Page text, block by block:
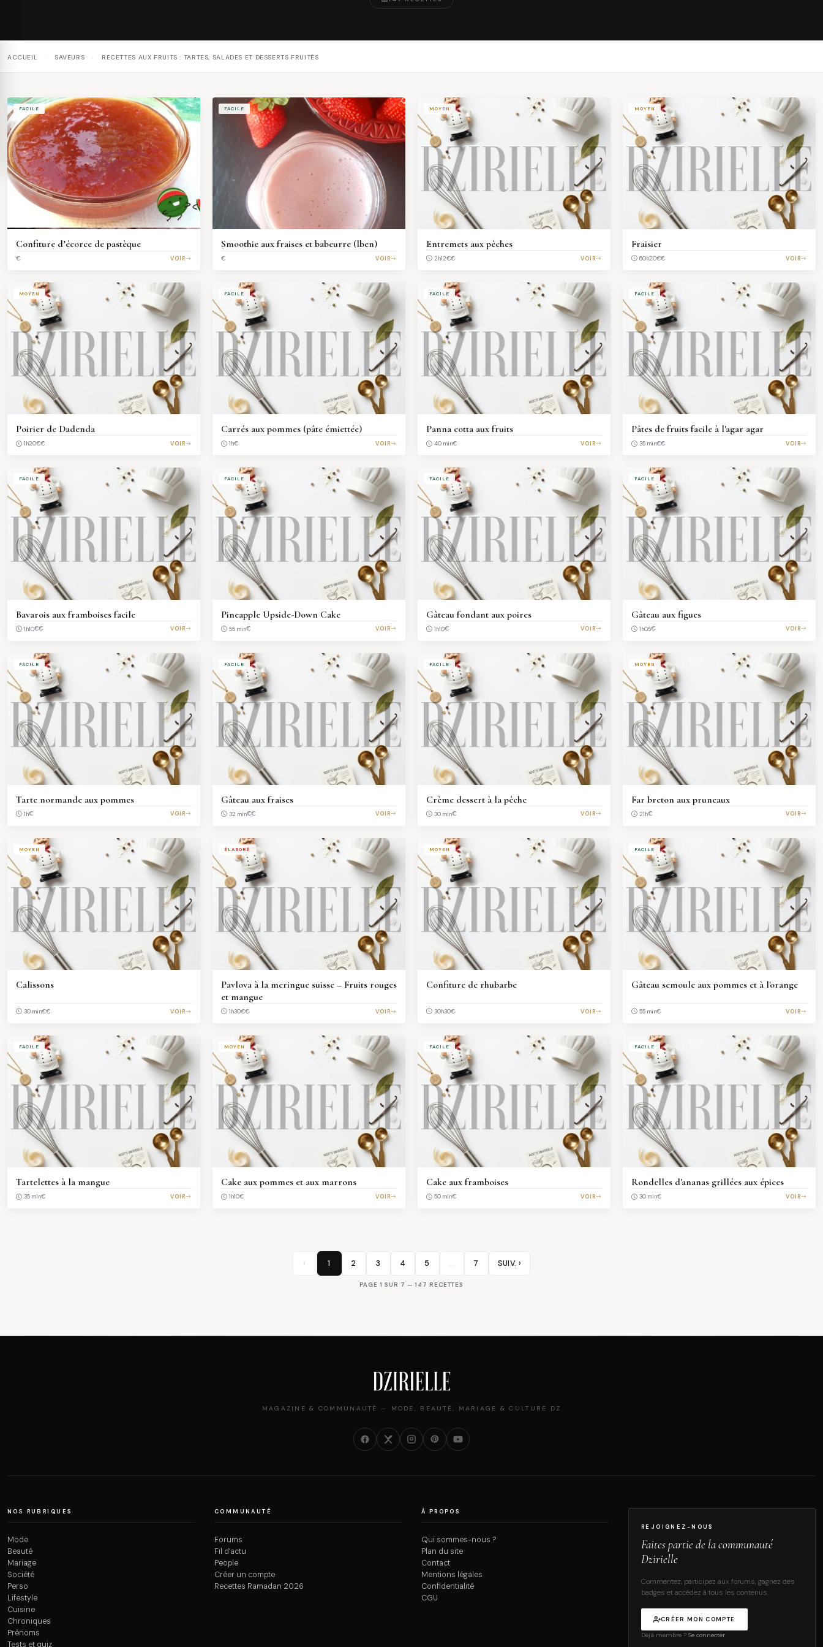
ACCUEIL SAVEURS RECETTES AUX FRUITS : TARTES, SALADES ET DESSERTS FRUITÉS
FACILE
Confiture d’écorce de pastèque
€ VOIR
FACILE
Smoothie aux fraises et babeurre (lben)
€ VOIR
MOYEN
Entremets aux pêches
2h12€€ VOIR
MOYEN
Fraisier
60h20€€ VOIR
MOYEN
Poirier de Dadenda
1h20€€ VOIR
FACILE
Carrés aux pommes (pâte émiettée)
1h€ VOIR
FACILE
Panna cotta aux fruits
40 min€ VOIR
FACILE
Pâtes de fruits facile à l'agar agar
35 min€€ VOIR
FACILE
Bavarois aux framboises facile
1h10€€ VOIR
FACILE
Pineapple Upside-Down Cake
55 min€ VOIR
FACILE
Gâteau fondant aux poires
1h10€ VOIR
FACILE
Gâteau aux figues
1h05€ VOIR
FACILE
Tarte normande aux pommes
1h€ VOIR
FACILE
Gâteau aux fraises
32 min€€ VOIR
FACILE
Crème dessert à la pêche
30 min€ VOIR
MOYEN
Far breton aux pruneaux
21h€ VOIR
MOYEN
Calissons
30 min€€ VOIR
ÉLABORÉ
Pavlova à la meringue suisse – Fruits rouges
et mangue
1h30€€ VOIR
MOYEN
Confiture de rhubarbe
30h30€ VOIR
FACILE
Gâteau semoule aux pommes et à l'orange
55 min€ VOIR
FACILE
Tartelettes à la mangue
35 min€ VOIR
MOYEN
Cake aux pommes et aux marrons
1h10€ VOIR
FACILE
Cake aux framboises
50 min€ VOIR
FACILE
Rondelles d'ananas grillées aux épices
30 min€ VOIR
‹ 1 2 3 4 5 … 7 SUIV. ›
PAGE 1 SUR 7 — 147 RECETTES
MAGAZINE & COMMUNAUTÉ — MODE, BEAUTÉ, MARIAGE & CULTURE DZ
NOS RUBRIQUES
Mode
Beauté
Mariage
Société
Perso
Lifestyle
Cuisine
Chroniques
Prénoms
Tests et quiz
COMMUNAUTÉ
Forums
Fil d’actu
People
Créer un compte
Recettes Ramadan 2026
À PROPOS
Qui sommes-nous ?
Plan du site
Contact
Mentions légales
Confidentialité
CGU
REJOIGNEZ-NOUS
Faites partie de la communauté
Dzirielle
Commentez, participez aux forums, gagnez des
badges et accédez à tous les contenus.
CRÉER MON COMPTE
Déjà membre ? Se connecter